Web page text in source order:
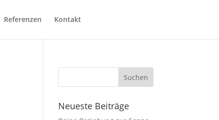
Referenzen Kontakt
Neueste Beiträge